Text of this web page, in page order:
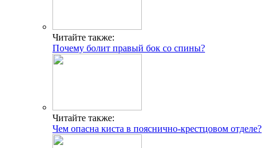
Читайте также:
Почему болит правый бок со спины?
Читайте также:
Чем опасна киста в пояснично-крестцовом отделе?